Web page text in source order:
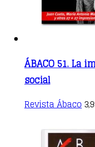
ÁBACO 51. La
social
Revista Ábaco